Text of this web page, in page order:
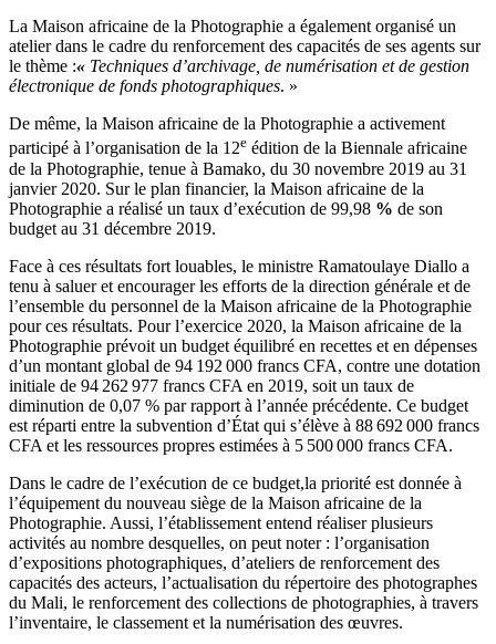
La Maison africaine de la Photographie a également organisé un
atelier dans le cadre du renforcement des capacités de ses agents sur
le thème :« Techniques d’archivage, de numérisation et de gestion
électronique de fonds photographiques. »
De même, la Maison africaine de la Photographie a activement
participé à l’organisation de la 12e édition de la Biennale africaine
de la Photographie, tenue à Bamako, du 30 novembre 2019 au 31
janvier 2020. Sur le plan financier, la Maison africaine de la
Photographie a réalisé un taux d’exécution de 99,98 % de son
budget au 31 décembre 2019.
Face à ces résultats fort louables, le ministre Ramatoulaye Diallo a
tenu à saluer et encourager les efforts de la direction générale et de
l’ensemble du personnel de la Maison africaine de la Photographie
pour ces résultats. Pour l’exercice 2020, la Maison africaine de la
Photographie prévoit un budget équilibré en recettes et en dépenses
d’un montant global de 94 192 000 francs CFA, contre une dotation
initiale de 94 262 977 francs CFA en 2019, soit un taux de
diminution de 0,07 % par rapport à l’année précédente. Ce budget
est réparti entre la subvention d’État qui s’élève à 88 692 000 francs
CFA et les ressources propres estimées à 5 500 000 francs CFA.
Dans le cadre de l’exécution de ce budget,la priorité est donnée à
l’équipement du nouveau siège de la Maison africaine de la
Photographie. Aussi, l’établissement entend réaliser plusieurs
activités au nombre desquelles, on peut noter : l’organisation
d’expositions photographiques, d’ateliers de renforcement des
capacités des acteurs, l’actualisation du répertoire des photographes
du Mali, le renforcement des collections de photographies, à travers
l’inventaire, le classement et la numérisation des œuvres.